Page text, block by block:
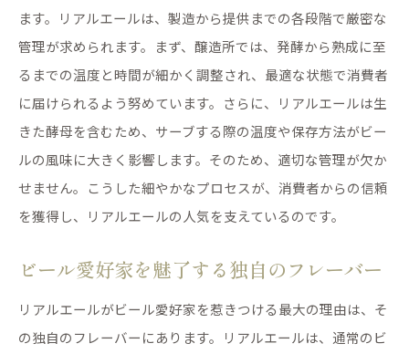
ます。リアルエールは、製造から提供までの各段階で厳密な
管理が求められます。まず、醸造所では、発酵から熟成に至
るまでの温度と時間が細かく調整され、最適な状態で消費者
に届けられるよう努めています。さらに、リアルエールは生
きた酵母を含むため、サーブする際の温度や保存方法がビー
ルの風味に大きく影響します。そのため、適切な管理が欠か
せません。こうした細やかなプロセスが、消費者からの信頼
を獲得し、リアルエールの人気を支えているのです。
ビール愛好家を魅了する独自のフレーバー
リアルエールがビール愛好家を惹きつける最大の理由は、そ
の独自のフレーバーにあります。リアルエールは、通常のビ